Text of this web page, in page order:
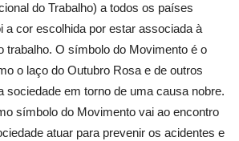
do Trabalho) a todos os países
a cor escolhida por estar associada à
trabalho. O símbolo do Movimento é o
o laço do Outubro Rosa e de outros
sociedade em torno de uma causa nobre.
símbolo do Movimento vai ao encontro
atuar para prevenir os acidentes e